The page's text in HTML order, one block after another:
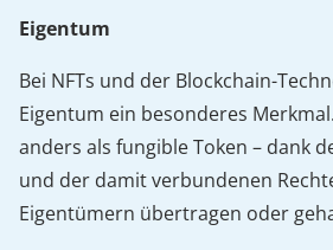
Eigentum
Bei NFTs und der Blockchain-
Eigentum ein besonderes
anders als fungible Token – dank
und der damit verbundenen
Eigentümern übertragen oder